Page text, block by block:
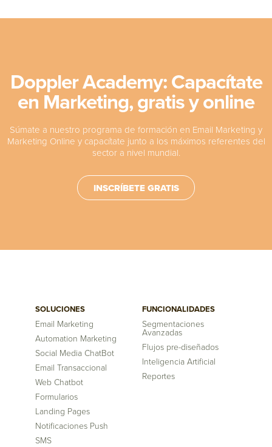
Doppler Academy: Capacítate
en Marketing, gratis y online
Súmate a nuestro programa de formación en Email Marketing y
Marketing Online y capacítate junto a los máximos referentes del
sector a nivel mundial.
INSCRÍBETE GRATIS
SOLUCIONES
Email Marketing
Automation Marketing
Social Media ChatBot
Email Transaccional
Web Chatbot
Formularios
Landing Pages
Notificaciones Push
SMS
FUNCIONALIDADES
Segmentaciones
Avanzadas
Flujos pre-diseñados
Inteligencia Artificial
Reportes